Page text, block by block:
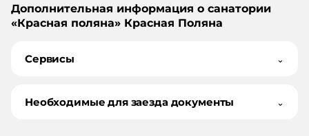
Дополнительная информация о санатории
«Красная поляна» Красная Поляна
Сервисы ⌄
Необходимые для заезда документы ⌄